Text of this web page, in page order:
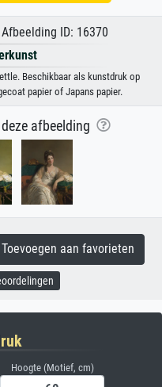
ID: 16370
Beschikbaar als kunstdruk op
papier of Japans papier.
afbeelding
Toevoegen aan favorieten
Hoogte (Motief, cm)